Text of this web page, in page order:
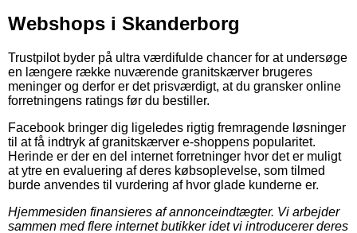
Webshops i Skanderborg
Trustpilot byder på ultra værdifulde chancer for at undersøge
en længere række nuværende granitskærver brugeres
meninger og derfor er det prisværdigt, at du gransker online
forretningens ratings før du bestiller.
Facebook bringer dig ligeledes rigtig fremragende løsninger
til at få indtryk af granitskærver e-shoppens popularitet.
Herinde er der en del internet forretninger hvor det er muligt
at ytre en evaluering af deres købsoplevelse, som tilmed
burde anvendes til vurdering af hvor glade kunderne er.
Hjemmesiden finansieres af annonceindtægter. Vi arbejder
sammen med flere internet butikker idet vi introducerer deres